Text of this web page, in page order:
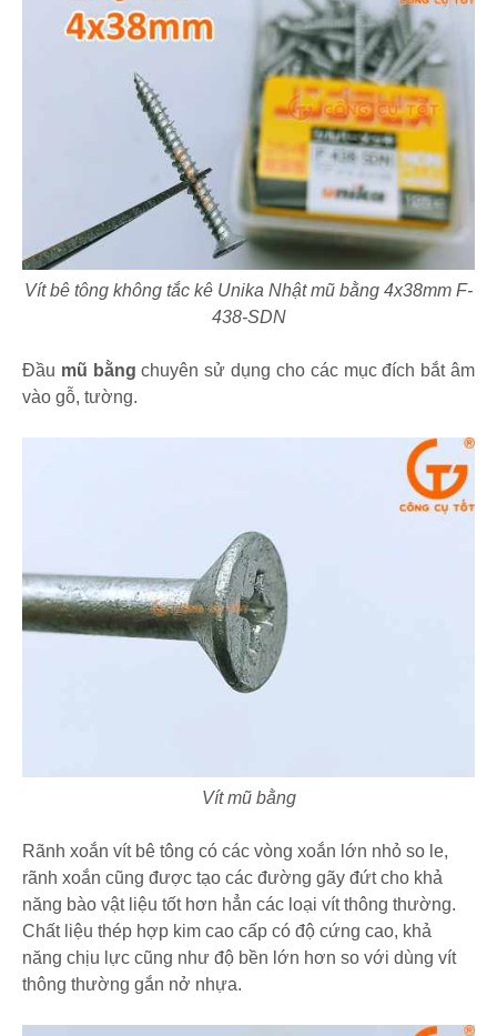
Vít bê tông không tắc kê Unika Nhật mũ bằng 4x38mm F-
438-SDN
Đầu mũ bằng chuyên sử dụng cho các mục đích bắt âm
vào gỗ, tường.
Vít mũ bằng
Rãnh xoắn vít bê tông có các vòng xoắn lớn nhỏ so le,
rãnh xoắn cũng được tạo các đường gãy đứt cho khả
năng bào vật liệu tốt hơn hẳn các loại vít thông thường.
Chất liệu thép hợp kim cao cấp có độ cứng cao, khả
năng chịu lực cũng như độ bền lớn hơn so với dùng vít
thông thường gắn nở nhựa.